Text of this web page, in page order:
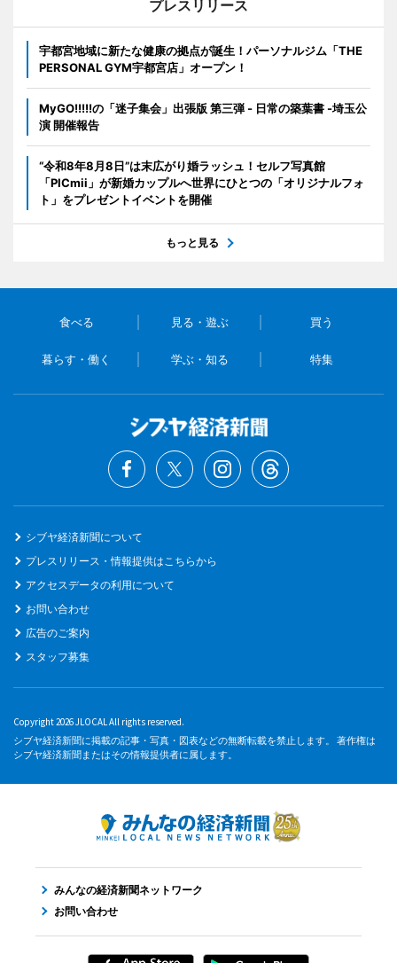
プレスリリース
宇都宮地域に新たな健康の拠点が誕生！パーソナルジム「THE
PERSONAL GYM宇都宮店」オープン！
MyGO!!!!!の「迷子集会」出張版 第三弾 - 日常の築葉書 -埼玉公
演 開催報告
“令和8年8月8日”は末広がり婚ラッシュ！セルフ写真館
「PICmii」が新婚カップルへ世界にひとつの「オリジナルフォ
ト」をプレゼントイベントを開催
もっと見る
食べる 見る・遊ぶ 買う
暮らす・働く 学ぶ・知る 特集
シブヤ経済新聞について
プレスリリース・情報提供はこちらから
アクセスデータの利用について
お問い合わせ
広告のご案内
スタッフ募集
Copyright 2026 JLOCAL All rights reserved.
シブヤ経済新聞に掲載の記事・写真・図表などの無断転載を禁止します。 著作権は
シブヤ経済新聞またはその情報提供者に属します。
みんなの経済新聞ネットワーク
お問い合わせ